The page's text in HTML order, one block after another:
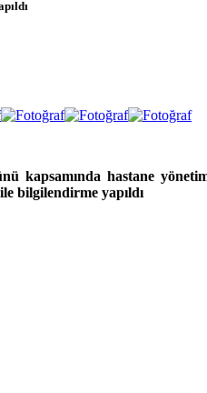
kapsamında hastane
bilgilendirme yapıldı